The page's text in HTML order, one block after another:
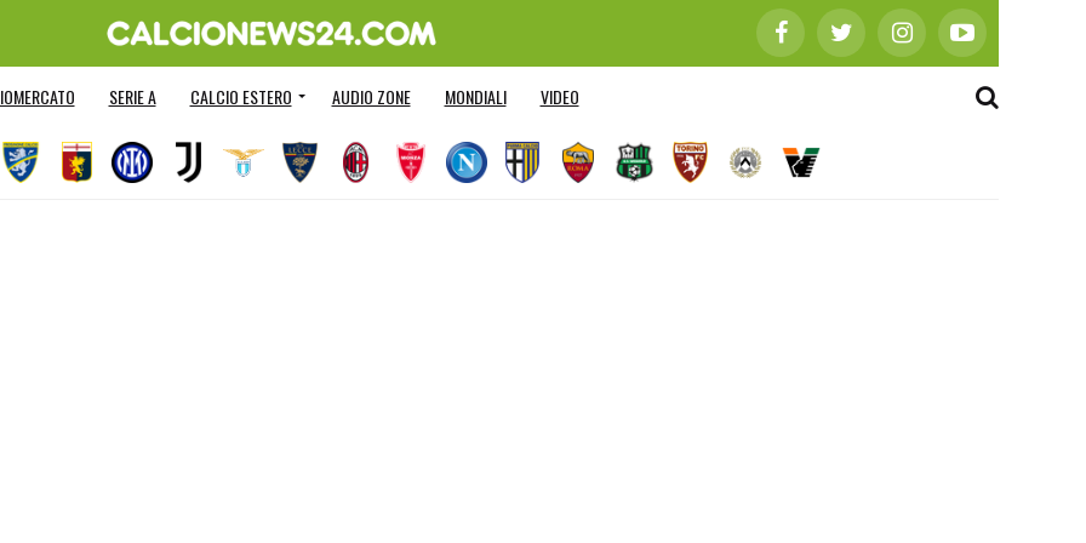
SERIE A CALCIO ESTERO AUDIO ZONE MONDIALI VIDEO